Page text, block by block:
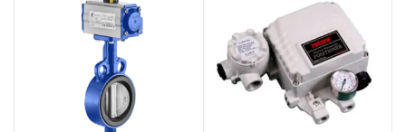
gốc
là:
980,000 ₫.
729,000 ₫.
2,890,000